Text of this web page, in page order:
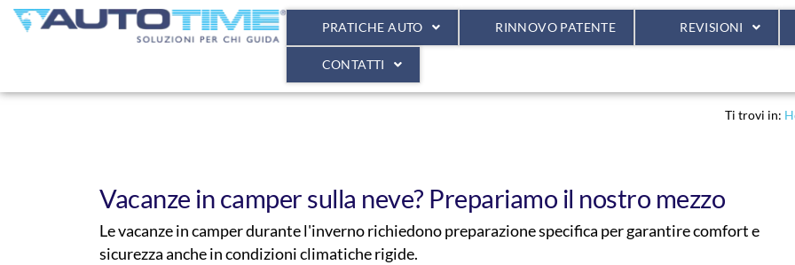
PRATICHE AUTO RINNOVO PATENTE REVISIONI
CONTATTI
Ti trovi in:
Vacanze in camper sulla neve? Prepariamo il nostro mezzo
Le vacanze in camper durante l'inverno richiedono preparazione specifica per garantire comfort e
sicurezza anche in condizioni climatiche rigide.